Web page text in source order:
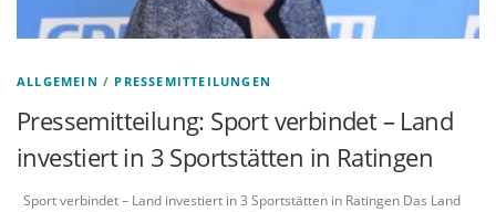
ALLGEMEIN / PRESSEMITTEILUNGEN
Pressemitteilung: Sport verbindet – Land
investiert in 3 Sportstätten in Ratingen
Sport verbindet – Land investiert in 3 Sportstätten in Ratingen Das Land